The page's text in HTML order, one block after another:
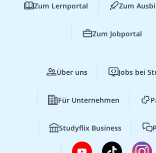
Zum Lernportal Zum
Zum Jobportal
Über uns Jobs bei
Für Unternehmen
Studyflix Business